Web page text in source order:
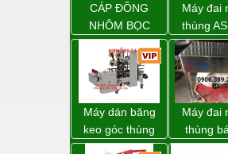
Dụng cụ cắt gọt
Dụng cụ điện
Dụng cụ đo
Gỗ - Trang thiết bị
Hàn cắt - Thiết bị
CÁP ĐỒNG
NHÔM BỌC
Máy đai
thùng
Máy dán băng
keo góc thùng
carton giá tốt
Máy đai
thùng
động